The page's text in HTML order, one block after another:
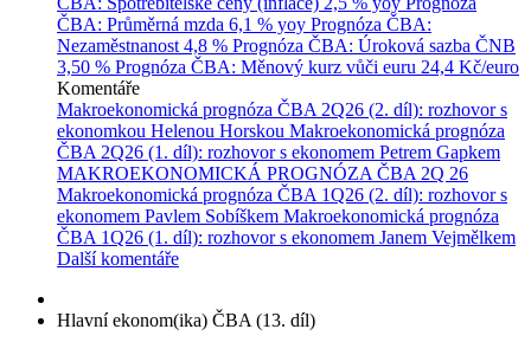
ČBA: Průměrná mzda 6,1 % yoy Prognóza ČBA:
Nezaměstnanost 4,8 % Prognóza ČBA: Úroková sazba ČNB
3,50 % Prognóza ČBA: Měnový kurz vůči euru 24,4 Kč/euro
Komentáře
Makroekonomická prognóza ČBA 2Q26 (2. díl): rozhovor s
ekonomkou Helenou Horskou Makroekonomická prognóza
ČBA 2Q26 (1. díl): rozhovor s ekonomem Petrem Gapkem
MAKROEKONOMICKÁ PROGNÓZA ČBA 2Q 26
Makroekonomická prognóza ČBA 1Q26 (2. díl): rozhovor s
ekonomem Pavlem Sobíškem Makroekonomická prognóza
ČBA 1Q26 (1. díl): rozhovor s ekonomem Janem Vejmělkem
Další komentáře
Hlavní ekonom(ika) ČBA (13. díl)